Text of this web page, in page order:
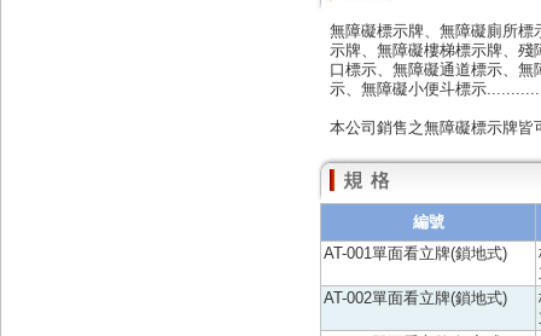
無障礙標示牌、無障礙廁所
示牌、無障礙樓梯標示牌、
口標示、無障礙通道標示、
示、無障礙小便斗標示
本公司銷售之無障礙標示牌
編號
AT-001單面看立牌(鎖地式)
AT-002單面看立牌(鎖地式)